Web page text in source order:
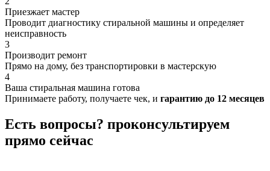
Приезжает мастер
Проводит диагностику стиральной машины и определяет
неисправность
3
Производит ремонт
Прямо на дому, без транспортировки в мастерскую
4
Ваша стиральная машина готова
Принимаете работу, получаете чек, и гарантию до 12 месяцев
Есть вопросы? проконсультируем
прямо сейчас